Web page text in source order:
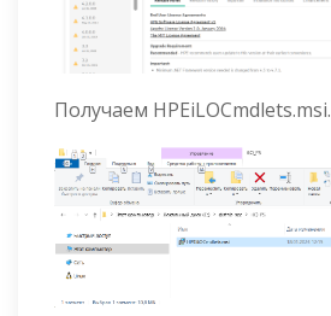
Получаем HPEiLOCmdlets.msi.